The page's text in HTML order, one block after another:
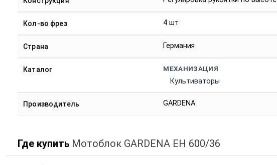
Кол-во фрез 4 шт
Страна Германия
Каталог МЕХАНИЗАЦИЯ
Культиваторы
Производитель GARDENA
Где купить Мотоблок GARDENA EH 600/36